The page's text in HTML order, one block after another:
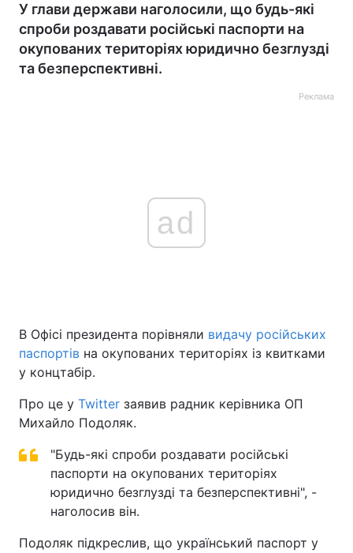
У глави держави наголосили, що будь-які
спроби роздавати російські паспорти на
окупованих територіях юридично безглузді
та безперспективні.
Реклама
ad
В Офісі президента порівняли видачу російських
паспортів на окупованих територіях із квитками
у концтабір.
Про це у Twitter заявив радник керівника ОП
Михайло Подоляк.
"Будь-які спроби роздавати російські
паспорти на окупованих територіях
юридично безглузді та безперспективні", -
наголосив він.
Подоляк підкреслив, що український паспорт у